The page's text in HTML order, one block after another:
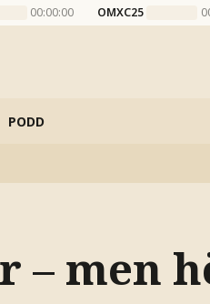
00:00:00 OMXC25
PODD
– men